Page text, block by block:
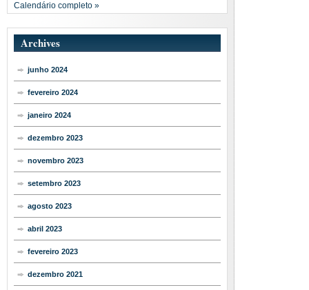
Calendário completo »
Archives
junho 2024
fevereiro 2024
janeiro 2024
dezembro 2023
novembro 2023
setembro 2023
agosto 2023
abril 2023
fevereiro 2023
dezembro 2021